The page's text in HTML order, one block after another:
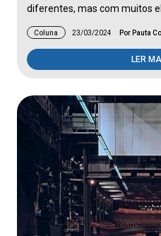
diferentes, mas com muitos
Coluna 23/03/2024 Por Pauta
LER